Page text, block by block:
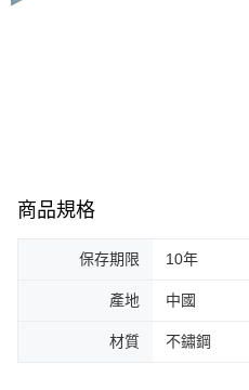
商品規格
保存期限 10年
產地 中國
材質 不鏽鋼